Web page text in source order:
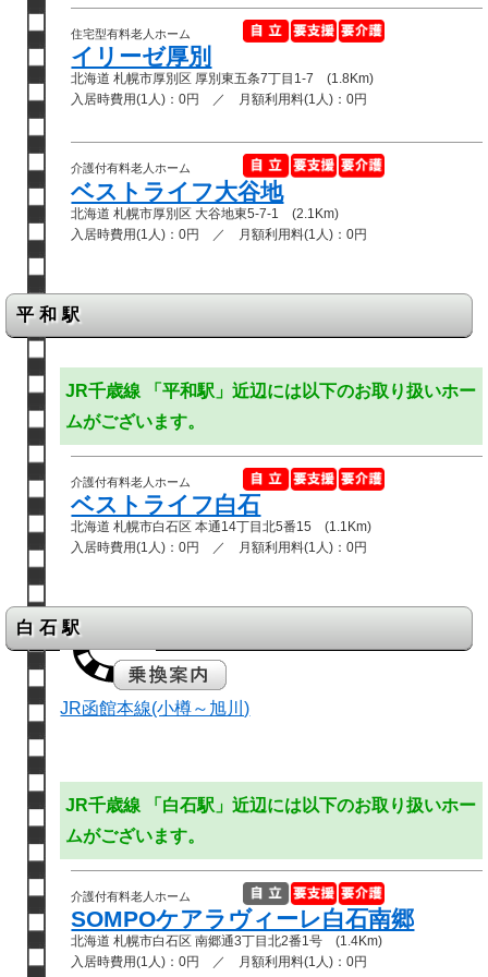
住宅型有料老人ホーム
イリーゼ厚別
北海道 札幌市厚別区 厚別東五条7丁目1-7 (1.8Km)
入居時費用(1人)：0円 ／ 月額利用料(1人)：0円
介護付有料老人ホーム
ベストライフ大谷地
北海道 札幌市厚別区 大谷地東5-7-1 (2.1Km)
入居時費用(1人)：0円 ／ 月額利用料(1人)：0円
平和駅
JR千歳線 「平和駅」近辺には以下のお取り扱いホー
ムがございます。
介護付有料老人ホーム
ベストライフ白石
北海道 札幌市白石区 本通14丁目北5番15 (1.1Km)
入居時費用(1人)：0円 ／ 月額利用料(1人)：0円
白石駅
JR函館本線(小樽～旭川)
JR千歳線 「白石駅」近辺には以下のお取り扱いホー
ムがございます。
介護付有料老人ホーム
SOMPOケアラヴィーレ白石南郷
北海道 札幌市白石区 南郷通3丁目北2番1号 (1.4Km)
入居時費用(1人)：0円 ／ 月額利用料(1人)：0円